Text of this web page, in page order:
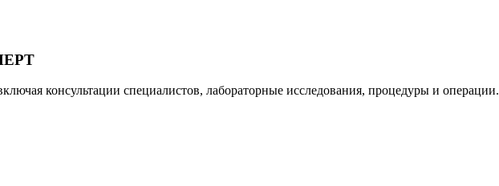
консультации специалистов, лабораторные исследования, процедуры и операции.